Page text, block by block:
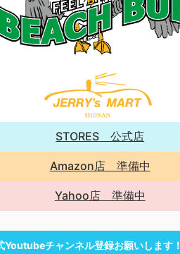
STORES 公式店
Amazon店 準備中
Yahoo店 準備中
Youtubeチャンネル登録お願いします！